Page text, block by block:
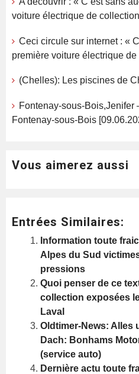
voiture électrique de
Ceci circule sur internet : «
première voiture électrique
(Chelles): Les piscines de
Fontenay-sous-Bois,Jenifer
Fontenay-sous-Bois
Vous aimerez aussi
Entrées Similaires:
Information toute
Alpes du Sud
pressions
Quoi penser de ce
collection exposées
Laval
Oldtimer-News: Alles
Dach: Bonhams
(service auto)
Dernière actu toute